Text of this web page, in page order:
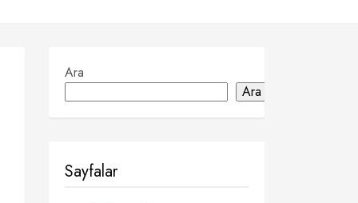
Ara
Ara
Sayfalar